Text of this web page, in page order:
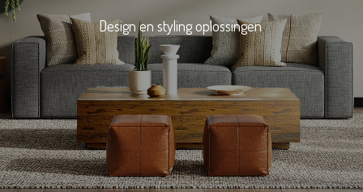
Design en styling oplossingen